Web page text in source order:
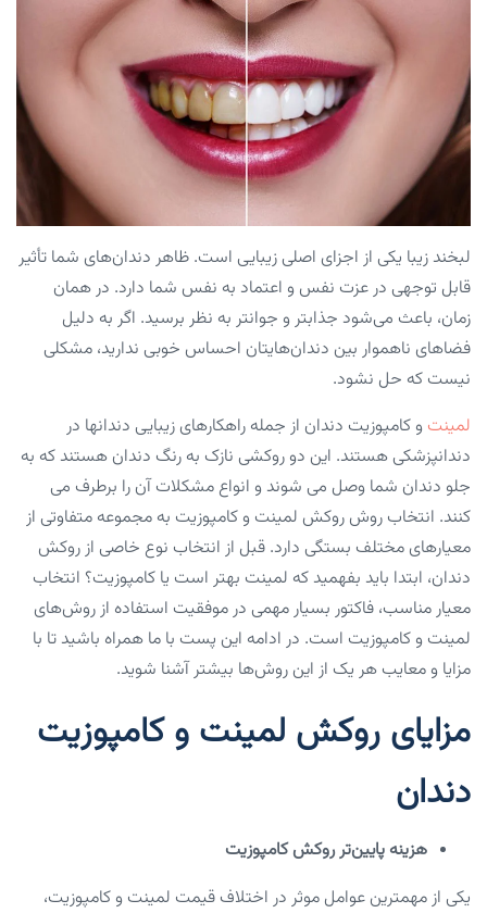
لبخند زیبا یکی از اجزای اصلی زیبایی است. ظاهر دندان‌های شما تأثیر
قابل توجهی در عزت نفس و اعتماد به نفس شما دارد. در همان
زمان‌، باعث می‌شود جذابتر و جوانتر به نظر برسید. اگر به دلیل
فضاهای ناهموار بین دندان‌هایتان احساس خوبی ندارید، مشکلی
نیست که حل نشود.
لمینت و کامپوزیت دندان از جمله راهکارهای زیبایی دندانها در
دندانپزشکی هستند. این دو روکشی نازک‌ به رنگ دندان هستند که به
جلو دندان شما وصل می شوند و انواع مشکلات آن را برطرف می
کنند. انتخاب روش روکش لمینت و کامپوزیت به مجموعه متفاوتی از
معیارهای مختلف بستگی دارد. قبل از انتخاب نوع خاصی از روکش‌
دندان، ابتدا باید بفهمید که لمینت بهتر است یا کامپوزیت؟ انتخاب
معیار مناسب، فاکتور بسیار مهمی ‌در موفقیت استفاده از روش‌های
لمینت و کامپوزیت است. در ادامه این پست با ما همراه باشید تا با
مزایا و معایب هر یک از این روش‌ها بیشتر آشنا شوید.
مزایای روکش لمینت و کامپوزیت
دندان
هزینه پایین‌تر روکش کامپوزیت
یکی از مهمترین عوامل موثر در اختلاف قیمت لمینت و کامپوزیت،